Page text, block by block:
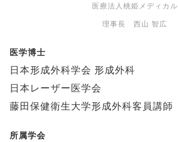
医療法人桃姫メディカル
理事長 西山 智広
医学博士
日本形成外科学会 形成外科
日本レーザー医学会
藤田保健衛生大学形成外科客員講師
所属学会